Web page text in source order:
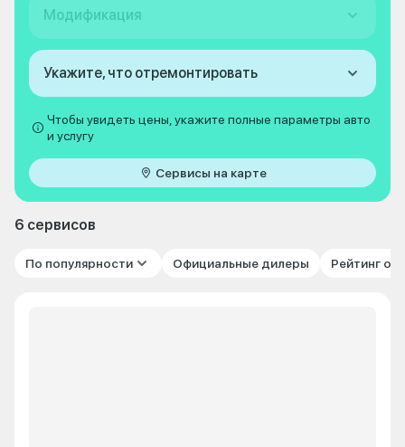
Модификация
Укажите, что отремонтировать
Чтобы увидеть цены, укажите полные параметры авто
и услугу
Сервисы на карте
6 сервисов
По популярности Официальные дилеры Рейтинг